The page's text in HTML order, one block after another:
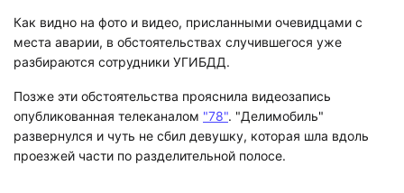
Как видно на фото и видео, присланными очевидцами с
места аварии, в обстоятельствах случившегося уже
разбираются сотрудники УГИБДД.
Позже эти обстоятельства прояснила видеозапись
опубликованная телеканалом "78". "Делимобиль"
развернулся и чуть не сбил девушку, которая шла вдоль
проезжей части по разделительной полосе.